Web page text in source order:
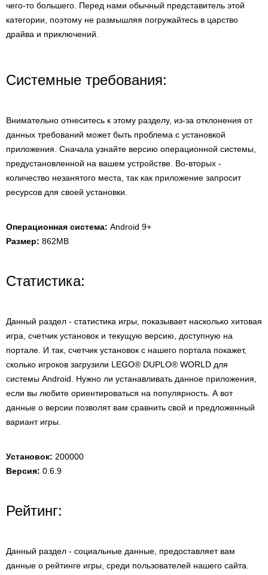
чего-то большего. Перед нами обычный представитель этой
категории, поэтому не размышляя погружайтесь в царство
драйва и приключений.
Системные требования:
Внимательно отнеситесь к этому разделу, из-за отклонения от
данных требований может быть проблема с установкой
приложения. Сначала узнайте версию операционной системы,
предустановленной на вашем устройстве. Во-вторых -
количество незанятого места, так как приложение запросит
ресурсов для своей установки.
Операционная система: Android 9+
Размер: 862MB
Статистика:
Данный раздел - статистика игры, показывает насколько хитовая
игра, счетчик установок и текущую версию, доступную на
портале. И так, счетчик установок с нашего портала покажет,
сколько игроков загрузили LEGO® DUPLO® WORLD для
системы Android. Нужно ли устанавливать данное приложения,
если вы любите ориентироваться на популярность. А вот
данные о версии позволят вам сравнить свой и предложенный
вариант игры.
Установок: 200000
Версия: 0.6.9
Рейтинг:
Данный раздел - социальные данные, предоставляет вам
данные о рейтинге игры, среди пользователей нашего сайта.